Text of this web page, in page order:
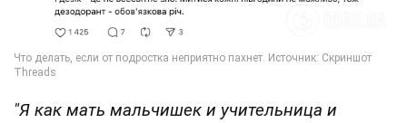
"Я как мать мальчишек и учительница и